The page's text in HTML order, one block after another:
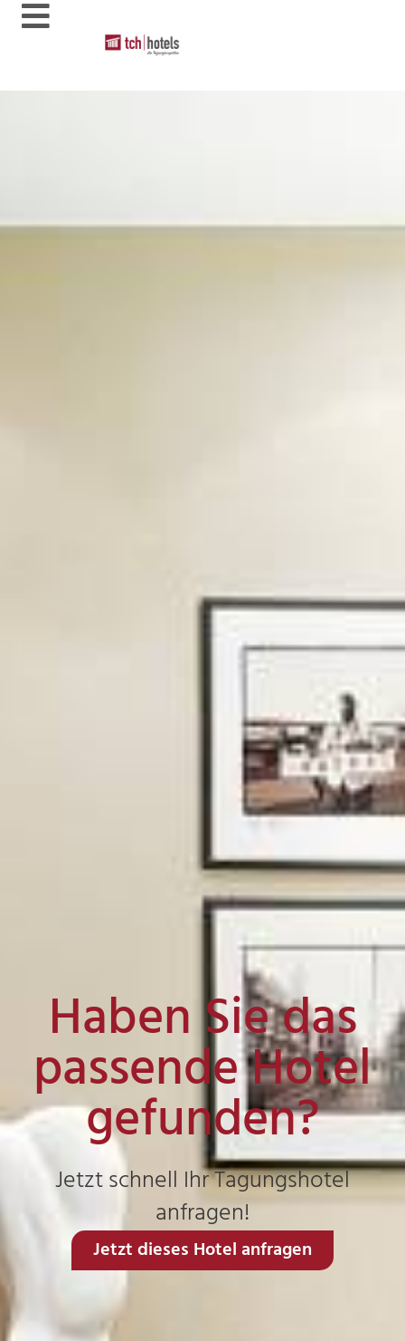
Haben Sie das
passende Hotel
gefunden?
Jetzt schnell Ihr Tagungshotel
anfragen!
Jetzt dieses Hotel anfragen